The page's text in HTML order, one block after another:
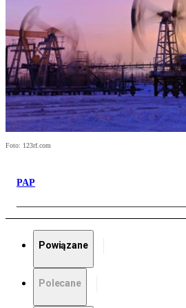
Foto: 123rf.com
PAP
Powiązane
Polecane